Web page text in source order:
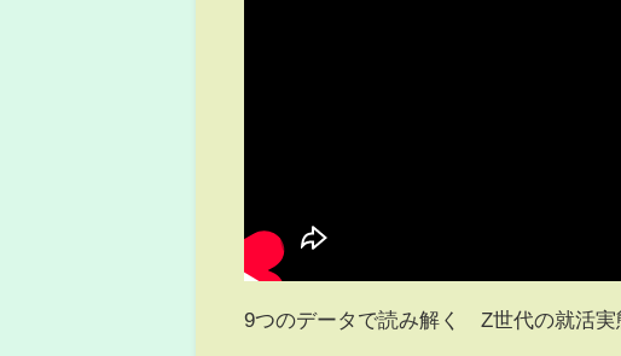
9つのデータで読み解く Z世代の就活実